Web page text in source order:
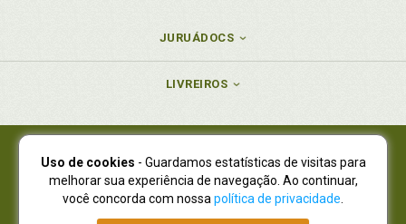
JURUÁDOCS
LIVREIROS
Juruá Editora Ltda., CNPJ 77.535.508/0001-19
Juruá Informática Ltda., CNPJ 01.701.561/0001-80
NOVO ENDEREÇO:R. Flávio Dallegrave, 7665, São Lourenço |
Curitiba - Paraná - CEP 82210-310
Uso de cookies - Guardamos estatísticas de visitas para
melhorar sua experiência de navegação. Ao continuar,
você concorda com nossa política de privacidade